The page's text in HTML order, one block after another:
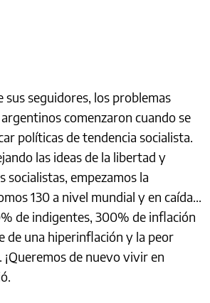
sus seguidores, los problemas
comenzaron cuando se
políticas de tendencia socialista.
las ideas de la libertad y
socialistas, empezamos la
130 a nivel mundial y en caída...
de indigentes, 300% de inflación
de una hiperinflación y la peor
de nuevo vivir en